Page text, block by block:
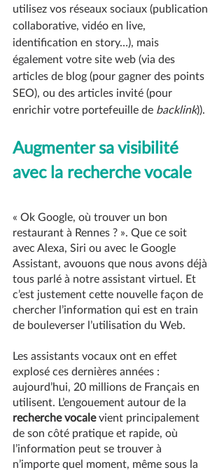
utilisez vos réseaux sociaux (publication
collaborative, vidéo en live,
identification en story…), mais
également votre site web (via des
articles de blog (pour gagner des points
SEO), ou des articles invité (pour
enrichir votre portefeuille de backlink)).
Augmenter sa visibilité
avec la recherche vocale
« Ok Google, où trouver un bon
restaurant à Rennes ? ». Que ce soit
avec Alexa, Siri ou avec le Google
Assistant, avouons que nous avons déjà
tous parlé à notre assistant virtuel. Et
c’est justement cette nouvelle façon de
chercher l’information qui est en train
de bouleverser l’utilisation du Web.
Les assistants vocaux ont en effet
explosé ces dernières années :
aujourd’hui, 20 millions de Français en
utilisent. L’engouement autour de la
recherche vocale vient principalement
de son côté pratique et rapide, où
l’information peut se trouver à
n’importe quel moment, même sous la